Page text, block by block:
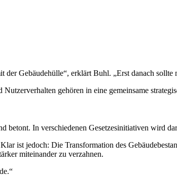
Gebäudehülle“, erklärt Buhl. „Erst danach
gehören in eine gemeinsame
In verschiedenen Gesetzesinitiativen wird
ist jedoch: Die Transformation des
miteinander zu verzahnen.